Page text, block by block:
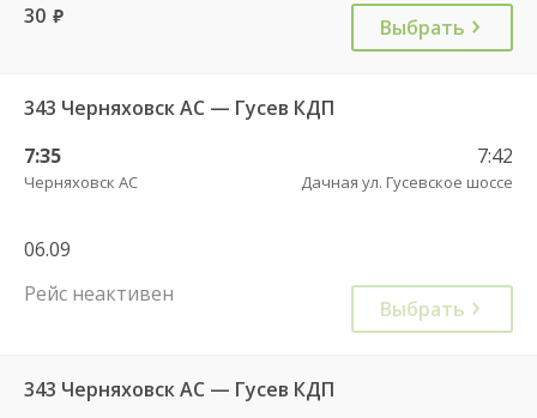
30 руб. Выбрать
343 Черняховск АС — Гусев КДП
7:35
Черняховск АС
7:42
Дачная ул. Гусевское шоссе
06.09
Рейс неактивен
Выбрать
343 Черняховск АС — Гусев КДП